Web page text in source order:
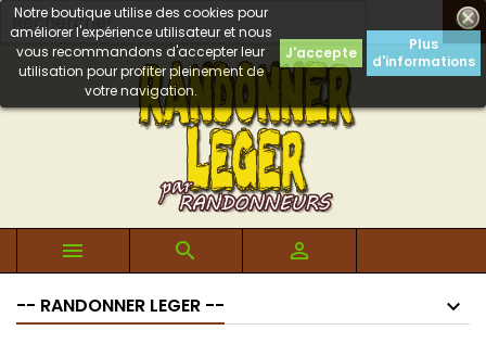

Notre boutique utilise des cookies pour
améliorer l'expérience utilisateur et nous
vous recommandons d'accepter leur
utilisation pour profiter pleinement de
votre navigation.
J'accepte
Plus
d'informations
  
-- RANDONNER LEGER --